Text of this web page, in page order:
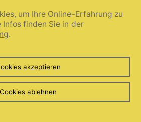
Kontaktabbruch in
ein gemeinsames
Links)
um Ihre Online-Erfahrung zu
finden Sie in der
.
akzeptieren
Cookies ablehnen